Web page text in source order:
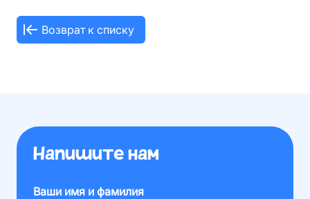
Возврат к списку
Напишите нам
Ваши имя и фамилия